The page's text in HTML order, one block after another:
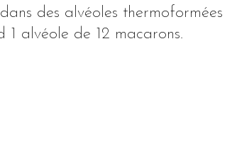
des alvéoles thermoformées
1 alvéole de 12 macarons.